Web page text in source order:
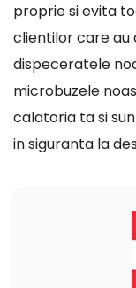
proprie si evita
clientilor care au
dispeceratele
microbuzele
calatoria ta si
in siguranta la